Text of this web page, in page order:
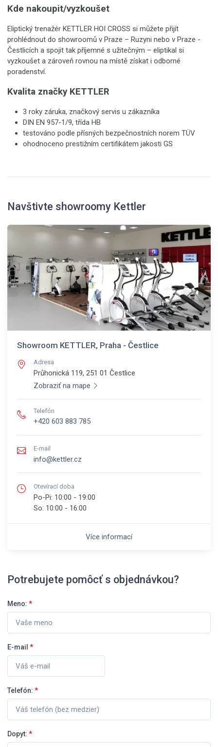
Kde nakoupit/vyzkoušet
Eliptický trenažér KETTLER HOI CROSS si můžete přijít
prohlédnout do showroomů v Praze – Ruzyni nebo v Praze -
Čestlicích a spojit tak příjemné s užitečným – eliptikal si
vyzkoušet a zároveň rovnou na místě získat i odborné
poradenství.
Kvalita značky KETTLER
3 roky záruka, značkový servis u zákazníka
DIN EN 957-1/9, třída HB
testováno podle přísných bezpečnostních norem TÜV
ohodnoceno prestižním certifikátem jakosti GS
Navštivte showroomy Kettler
Showroom KETTLER, Praha - Čestlice
Adresa
Průhonická 119, 251 01 Čestlice
Zobraziť na mape
Telefón
+420 603 883 785
E-mail
info@kettler.cz
Otevírací doba
Po-Pi: 10:00 - 19:00
So: 10:00 - 16:00
Více informací
Potrebujete pomôcť s objednávkou?
Meno: *
E-mail *
Telefón: *
Dopyt: *